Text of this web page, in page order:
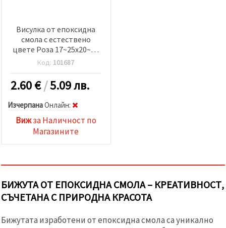
Висулка от епоксидна
смола с естествено
цвете Роза 17~25x20~24
мм
Код: 101687
2.60€/5.09 лв.
ИзчерпанаOнлайн:
Вижза Наличност по
Магазините
БИЖУТА ОТ ЕПОКСИДНА СМОЛА – КРЕАТИВНОСТ,
СЪЧЕТАНА С ПРИРОДНА КРАСОТА
Бижутата изработени от епоксидна смола са уникално